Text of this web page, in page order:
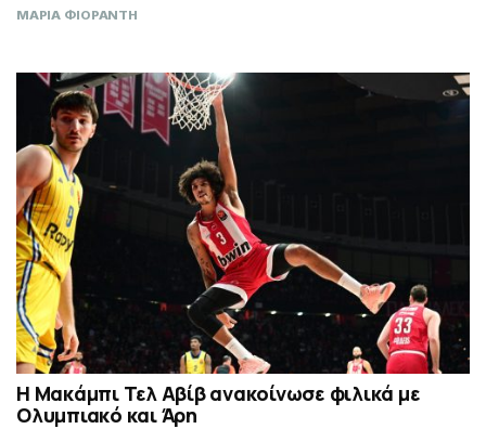
ΜΑΡΙΑ ΦΙΟΡΑΝΤΗ
Η Μακάμπι Τελ Αβίβ ανακοίνωσε φιλικά με
Ολυμπιακό και Άρη